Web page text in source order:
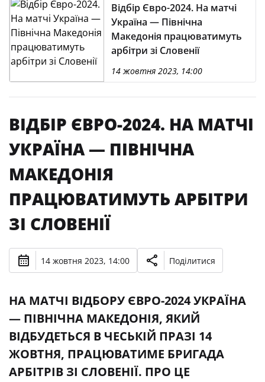
Відбір Євро-2024. На матчі
Україна — Північна
Македонія працюватимуть
арбітри зі Словенії
14 жовтня 2023, 14:00
ВІДБІР ЄВРО-2024. НА МАТЧІ
УКРАЇНА — ПІВНІЧНА
МАКЕДОНІЯ
ПРАЦЮВАТИМУТЬ АРБІТРИ
ЗІ СЛОВЕНІЇ
14 жовтня 2023, 14:00 Поділитися
НА МАТЧІ ВІДБОРУ ЄВРО-2024 УКРАЇНА
— ПІВНІЧНА МАКЕДОНІЯ, ЯКИЙ
ВІДБУДЕТЬСЯ В ЧЕСЬКІЙ ПРАЗІ 14
ЖОВТНЯ, ПРАЦЮВАТИМЕ БРИГАДА
АРБІТРІВ ЗІ СЛОВЕНІЇ. ПРО ЦЕ